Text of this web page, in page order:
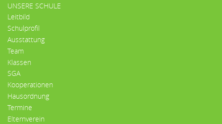
UNSERE SCHULE
Leitbild
Schulprofil
Ausstattung
Team
Klassen
SGA
Kooperationen
Hausordnung
Termine
Elternverein